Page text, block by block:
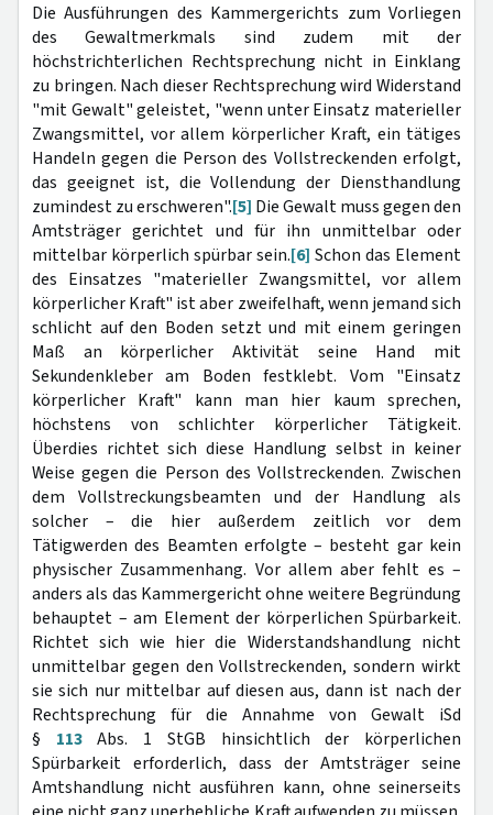
Die Ausführungen des Kammergerichts zum Vorliegen
des Gewaltmerkmals sind zudem mit der
höchstrichterlichen Rechtsprechung nicht in Einklang
zu bringen. Nach dieser Rechtsprechung wird Widerstand
"mit Gewalt" geleistet, "wenn unter Einsatz materieller
Zwangsmittel, vor allem körperlicher Kraft, ein tätiges
Handeln gegen die Person des Vollstreckenden erfolgt,
das geeignet ist, die Vollendung der Diensthandlung
zumindest zu erschweren".[5] Die Gewalt muss gegen den
Amtsträger gerichtet und für ihn unmittelbar oder
mittelbar körperlich spürbar sein.[6] Schon das Element
des Einsatzes "materieller Zwangsmittel, vor allem
körperlicher Kraft" ist aber zweifelhaft, wenn jemand sich
schlicht auf den Boden setzt und mit einem geringen
Maß an körperlicher Aktivität seine Hand mit
Sekundenkleber am Boden festklebt. Vom "Einsatz
körperlicher Kraft" kann man hier kaum sprechen,
höchstens von schlichter körperlicher Tätigkeit.
Überdies richtet sich diese Handlung selbst in keiner
Weise gegen die Person des Vollstreckenden. Zwischen
dem Vollstreckungsbeamten und der Handlung als
solcher – die hier außerdem zeitlich vor dem
Tätigwerden des Beamten erfolgte – besteht gar kein
physischer Zusammenhang. Vor allem aber fehlt es –
anders als das Kammergericht ohne weitere Begründung
behauptet – am Element der körperlichen Spürbarkeit.
Richtet sich wie hier die Widerstandshandlung nicht
unmittelbar gegen den Vollstreckenden, sondern wirkt
sie sich nur mittelbar auf diesen aus, dann ist nach der
Rechtsprechung für die Annahme von Gewalt iSd
§ 113Abs. 1 StGB hinsichtlich der körperlichen
Spürbarkeit erforderlich, dass der Amtsträger seine
Amtshandlung nicht ausführen kann, ohne seinerseits